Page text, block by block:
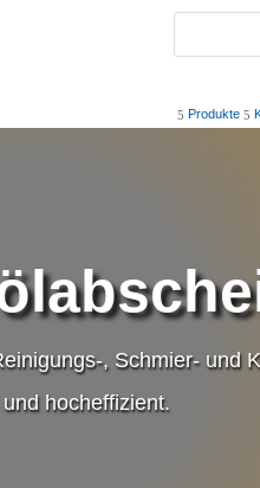
5 Produkte 5
, Schmier- und
hocheffizient.